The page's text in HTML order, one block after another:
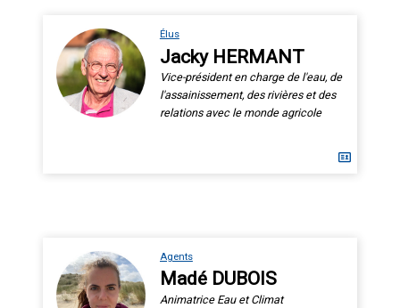
Élus
Jacky HERMANT
Vice-président en charge de l'eau, de
l'assainissement, des rivières et des
relations avec le monde agricole
Agents
Madé DUBOIS
Animatrice Eau et Climat